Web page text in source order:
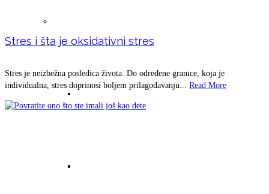
Magnetno polje zemlje -osnovni tekst
Stres i šta je oksidativni stres
Stres je neizbežna posledica života. Do određene granice, koja je
individualna, stres doprinosi boljem prilagođavanju... Read More